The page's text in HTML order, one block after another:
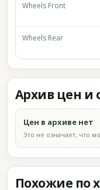
Wheels Front
Wheels Rear
Архив цен и
Цен в архиве нет
Это не означает, что
Похожие по